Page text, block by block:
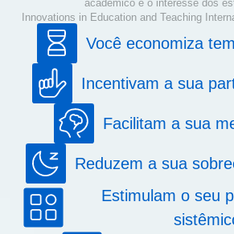
acadêmico e o interesse dos
Innovations in Education and Teaching
Você economiza
Incentivam a sua
Facilitam a sua
Reduzem a sua
Estimulam o seu